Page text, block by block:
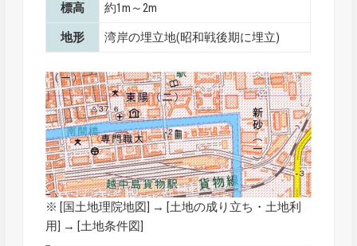
標高 約1m～2m
地形 湾岸の埋立地(昭和戦後期に埋立)
※ [国土地理院地図] → [土地の成り立ち・土地利
用] → [土地条件図]